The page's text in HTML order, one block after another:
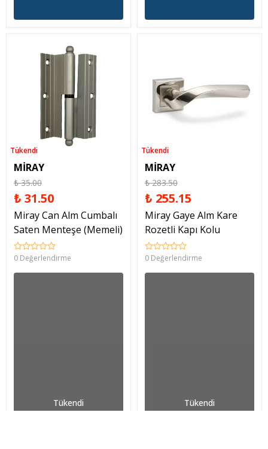
Tükendi
Tükendi
MİRAY
₺ 35.00
₺ 31.50
Miray Can Alm Cumbalı
Saten Menteşe (Memeli)
0 Değerlendirme
Tükendi
Tükendi
Tükendi
MİRAY
₺ 283.50
₺ 255.15
Miray Gaye Alm Kare
Rozetli Kapı Kolu
0 Değerlendirme
Tükendi